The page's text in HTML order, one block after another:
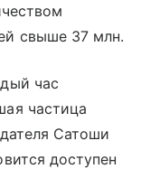
свыше 37 млн.
час
частица
Сатоши
доступен